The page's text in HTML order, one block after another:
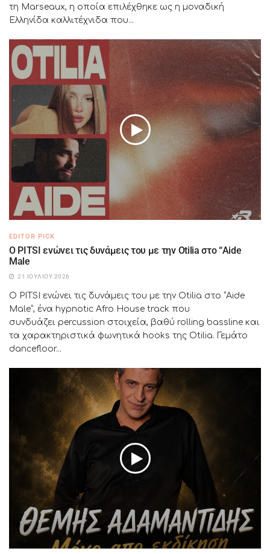
τη Marseaux, η οποία επιλέχθηκε ως η μοναδική
Ελληνίδα καλλιτέχνιδα που...
EDITOR PICK
Ο PITSI ενώνει τις δυνάμεις του με την Otilia στο “Aide
Male
21 ΙΟΥΛΊΟΥ 2026
Ο PITSI ενώνει τις δυνάμεις του με την Otilia στο “Aide
Male”, ένα hypnotic Afro House track που
συνδυάζει percussion στοιχεία, βαθύ rolling bassline και
τα χαρακτηριστικά φωνητικά hooks της Otilia. Γεμάτο
dancefloor...